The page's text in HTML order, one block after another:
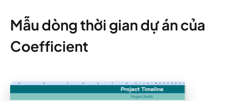
Mẫu dòng thời gian dự án của
Coefficient